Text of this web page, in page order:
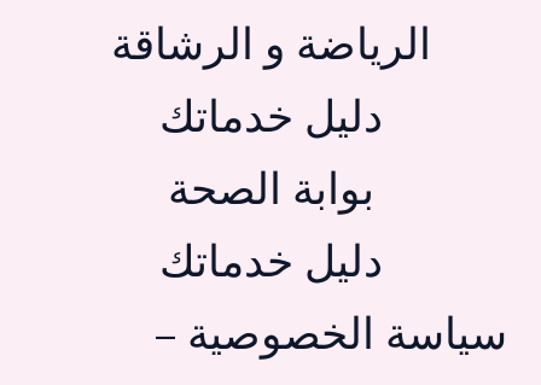
الرياضة و الرشاقة
دليل خدماتك
بوابة الصحة
دليل خدماتك
سياسة الخصوصية –